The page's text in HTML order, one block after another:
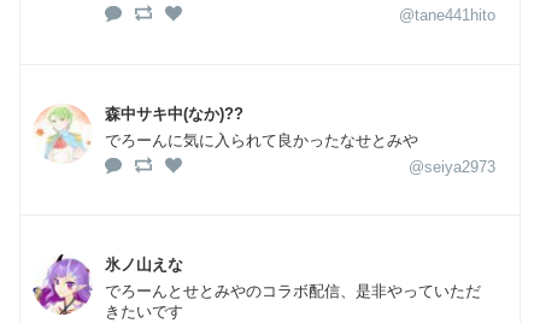
@tane441hito
森中サキ中(なか)??
でろーんに気に入られて良かったなせとみや
@seiya2973
氷ノ山えな
でろーんとせとみやのコラボ配信、是非やっていただ
きたいです